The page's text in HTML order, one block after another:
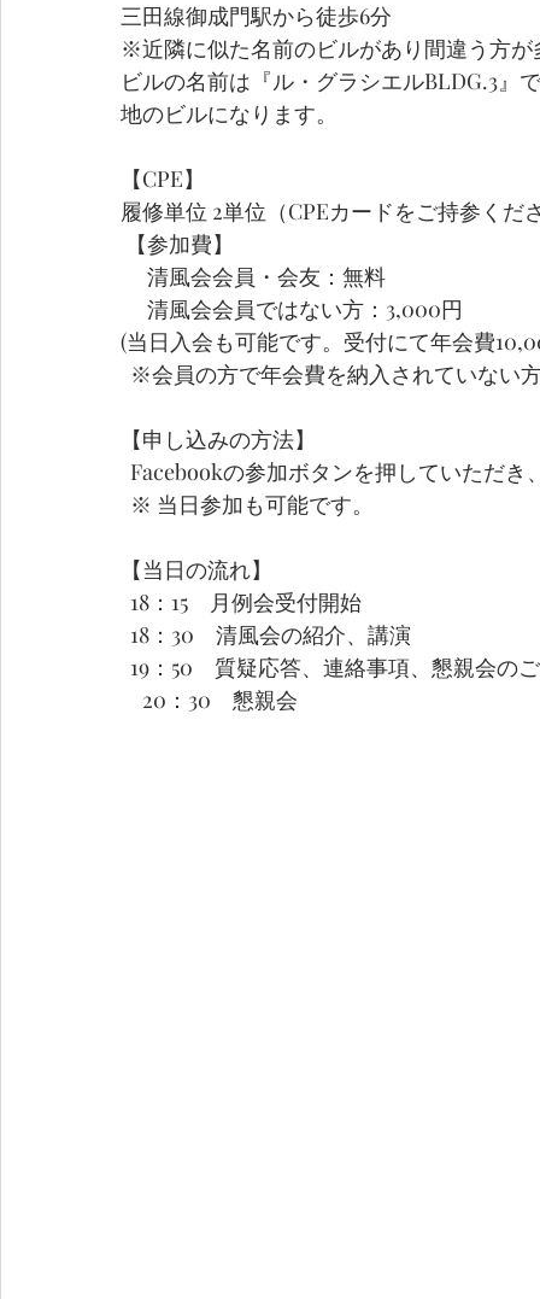
三田線御成門駅から徒歩6分
※近隣に似た名前のビルがあり間違う方
ビルの名前は『ル・グラシエルBLDG.3』
地のビルになります。
【CPE】
履修単位 2単位（CPEカードをご持参くだ
【参加費】
清風会会員・会友：無料
清風会会員ではない方：3,000円
(当日入会も可能です。受付にて年会費
※会員の方で年会費を納入されていな
【申し込みの方法】
Facebookの参加ボタンを押していただ
  ※ 当日参加も可能です。
【当日の流れ】
  18：15　月例会受付開始
  18：30　清風会の紹介、講演
19：50　質疑応答、連絡事項、懇親会の
20：30　懇親会